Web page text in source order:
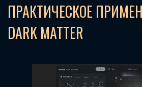
ПРАКТИЧЕСКОЕ
DARK MATTER